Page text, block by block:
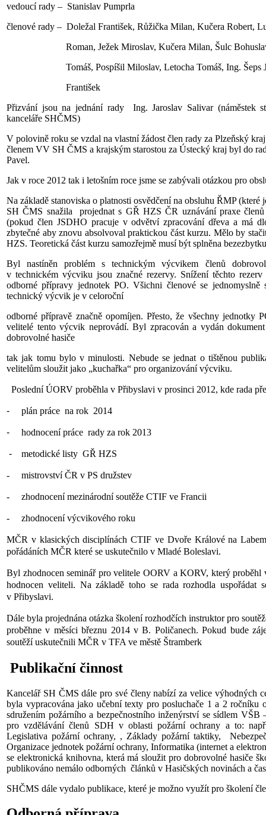
vedoucí rady – Stanislav Pumprla
členové rady – Doležal František, Růžička Milan, Kučera Robert,
Roman, Ježek Miroslav, Kučera Milan, Šulc Bohuslav,
Tomáš, Pospíšil Miloslav, Letocha Tomáš, Ing. Šeps
František
Přizvání jsou na jednání rady Ing. Jaroslav Salivar (náměstek
kanceláře SHČMS)
V polovině roku se vzdal na vlastní žádost člen rady za Plzeňský
členem VV SH ČMS a krajským starostou za Ústecký kraj byl do
Pavel.
Jak v roce 2012 tak i letošním roce jsme se zabývali otázkou pro
Na základě stanoviska o platnosti osvědčení na obsluhu ŘMP
SH ČMS snažila projednat s GŘ HZS ČR uznávání praxe
(pokud člen JSDHO pracuje v odvětví zpracování dřeva a má
zbytečné aby znovu absolvoval praktickou část kurzu. Mělo by
HZS. Teoretická část kurzu samozřejmě musí být splněna
Byl nastíněn problém s technickým výcvikem členů
v technickém výcviku jsou značné rezervy. Snížení těchto
odborné přípravy jednotek PO. Všichni členové se
technický výcvik je v celoroční
odborné přípravě značně opomíjen. Přesto, že všechny jednotky
velitelé tento výcvik neprovádí. Byl zpracován a vydán
dobrovolné hasiče
tak jak tomu bylo v minulosti. Nebude se jednat o tištěnou
velitelům sloužit jako „kuchařka“ pro organizování výcviku.
Poslední ÚORV proběhla v Přibyslavi v prosinci 2012, kde rada
- plán práce na rok 2014
- hodnocení práce rady za rok 2013
- metodické listy GŘ HZS
- mistrovství ČR v PS družstev
- zhodnocení mezinárodní soutěže CTIF ve Francii
- zhodnocení výcvikového roku
MČR v klasických disciplínách CTIF ve Dvoře Králové na
pořádáních MČR které se uskutečnilo v Mladé Boleslavi.
Byl zhodnocen seminář pro velitele OORV a KORV, který
hodnocen veliteli. Na základě toho se rada rozhodla
v Přibyslavi.
Dále byla projednána otázka školení rozhodčích instruktor pro
proběhne v měsíci březnu 2014 v B. Poličanech. Pokud bude
soutěží uskutečnili MČR v TFA ve městě Štramberk
Publikační činnost
Kancelář SH ČMS dále pro své členy nabízí za velice výhodných
byla vypracována jako učební texty pro posluchače 1 a 2 ročníku
sdružením požárního a bezpečnostního inženýrství se sídlem
pro vzdělávání členů SDH v oblasti požární ochrany a to:
Legislativa požární ochrany, , Základy požární taktiky,
Organizace jednotek požární ochrany, Informatika (internet a
se elektronická knihovna, která má sloužit pro dobrovolné hasiče
publikováno nemálo odborných článků v Hasičských novinách a
SHČMS dále vydalo publikace, které je možno využít pro školení